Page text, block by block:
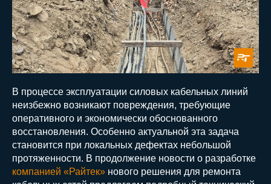
В процессе эксплуатации силовых кабельных линий
неизбежно возникают повреждения, требующие
оперативного и экономически обоснованного
восстановления. Особенно актуальной эта задача
становится при локальных дефектах небольшой
протяженности. В продолжение новости о разработке
компанией «Райтек» нового решения для ремонта